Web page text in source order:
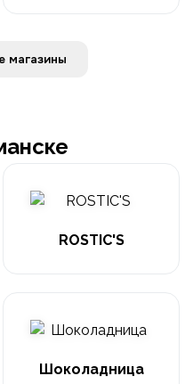
Показать все магазины
ROSTIC'S
Шоколадница